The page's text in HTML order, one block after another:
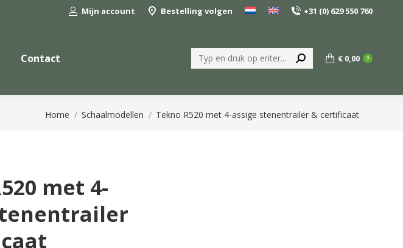
Mijn account Bestelling volgen +31 (0) 629 550 760
Contact Zoeken: € 0,00 0
Je bent hier:
Home Schaalmodellen Tekno R520 met 4-assige stenentrailer & certificaat
met 4-